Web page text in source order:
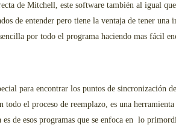
de Mitchell, este software también al igual
de entender pero tiene la ventaja de tener
por todo el programa haciendo mas fácil
para encontrar los puntos de sincronización
todo el proceso de reemplazo, es una
de esos programas que se enfoca en lo